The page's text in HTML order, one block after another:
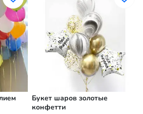
Букет шаров золотые
конфетти